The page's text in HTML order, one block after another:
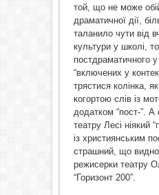
той, що не може
драматичної дії,
таланило чути від
культури у школі,
постдраматичного у
“включених у
трястися колінка,
когортою слів із
додатком “пост-”. А
театру Лесі ніякий
із християнським
страшний, що видно
режисерки театру
“Горизонт 200”.